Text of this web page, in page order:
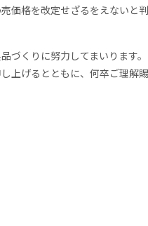
価格を改定せざるをえないと判
づくりに努力してまいります。
上げるとともに、何卒ご理解